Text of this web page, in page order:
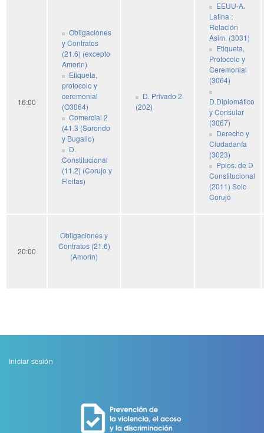
16:00
Obligaciones
y Contratos
(21.6) (excepto
Amorin)
Etiqueta,
protocolo y
ceremonial
(O3064)
Comercial 2
(41.3 (Sorondo
y Bugallo)
D.
Constitucional
(11.2) (Corujo y
Fleitas)
D. Privado 2
(202)
EEUU-A.
Latina :
Relación
Asim. (3031)
Etiqueta,
Protocolo y
Ceremonial
(3064)
D.Diplomático
y Consular
(3067)
Derecho y
Ciudadanía
(3023)
Ppios. de D
Constitucional
(2011) Solo
Corujo
20:00
Obligaciones y
Contratos (21.6)
(Amorin)
Menu
Iniciar sesión